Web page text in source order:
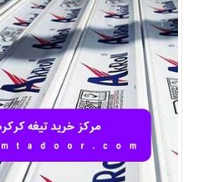
اخبار
حوادث
اخبار
سیاسی
اخبار
فرهنگی
اخبار
سایت
برگه